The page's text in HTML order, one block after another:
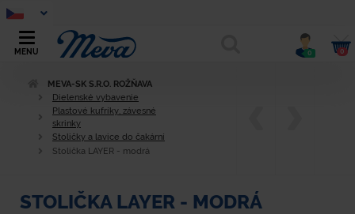
MENU 0 0
MEVA-SK S.R.O. ROŽŇAVA
Dielenské vybavenie
Plastové kufríky, závesné
skrinky
Stoličky a lavice do čakární
Stolička LAYER - modrá
STOLIČKA LAYER - MODRÁ